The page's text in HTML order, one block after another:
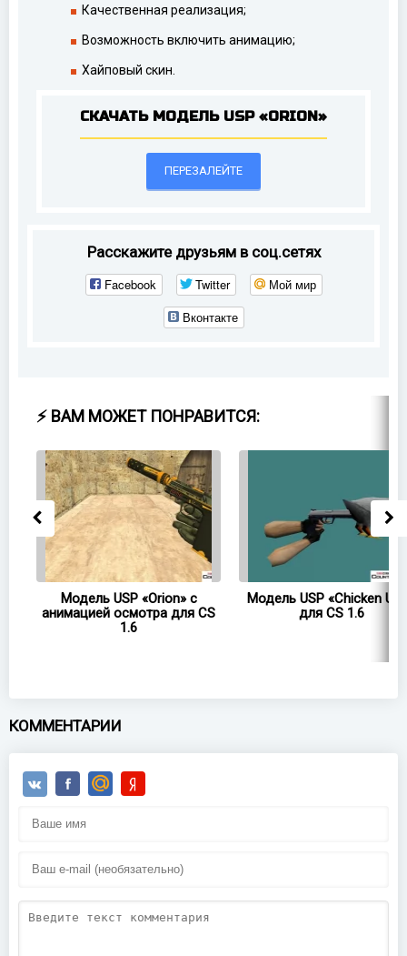
Качественная реализация;
Возможность включить анимацию;
Хайповый скин.
СКАЧАТЬ МОДЕЛЬ USP «ORION»
ПЕРЕЗАЛЕЙТЕ
Расскажите друзьям в соц.сетях
Facebook Twitter
Мой мир
Вконтакте
⚡ ВАМ МОЖЕТ ПОНРАВИТСЯ:
Модель USP «Orion» с
анимацией осмотра для CS
1.6
Модель USP «Chicken
для CS 1.6
КОММЕНТАРИИ